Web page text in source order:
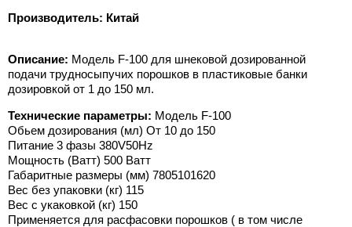
Производитель: Китай
Описание: Модель F-100 для шнековой дозированной
подачи трудносыпучих порошков в пластиковые банки
дозировкой от 1 до 150 мл.
Технические параметры: Модель F-100
Обьем дозирования (мл) От 10 до 150
Питание 3 фазы 380V50Hz
Мощность (Ватт) 500 Ватт
Габаритные размеры (мм) 7805101620
Вес без упаковки (кг) 115
Вес с укаковкой (кг) 150
Применяется для расфасовки порошков ( в том числе